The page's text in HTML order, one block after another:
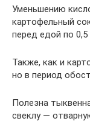
Уменьшению
картофельный
перед едой по 0,5
Также, как и
но в период
Полезна
свеклу —